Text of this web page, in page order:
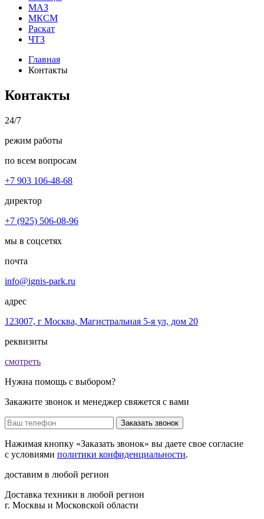
МАЗ
МКСМ
Раскат
ЧТЗ
Главная
Контакты
Контакты
24/7
режим работы
по всем вопросам
+7 903 106-48-68
директор
+7 (925) 506-08-96
мы в соцсетях
почта
info@ignis-park.ru
адрес
123007, г Москва, Магистральная 5-я ул, дом 20
реквизиты
смотреть
Нужна помощь с выбором?
Закажите звонок и менеджер свяжется с вами
Заказать звонок
Нажимая кнопку «Заказать звонок» вы даете свое согласие
с условиями политики конфиденциальности.
доставим в любой регион
Доставка техники в любой регион
г. Москвы и Московской области